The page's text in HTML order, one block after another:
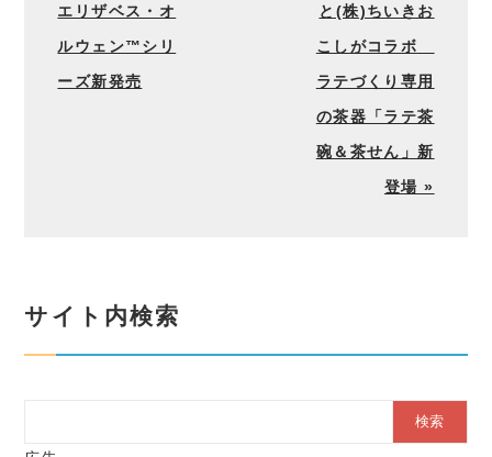
エリザベス・オ
ルウェン™シリ
ーズ新発売
と(株)ちいきお
こしがコラボ
ラテづくり専用
の茶器「ラテ茶
碗＆茶せん」新
登場 »
サイト内検索